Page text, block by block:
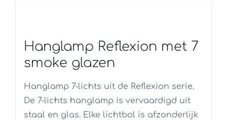
Hanglamp Reflexion met 7
smoke glazen
Hanglamp 7-lichts uit de Reflexion serie.
De 7-lichts hanglamp is vervaardigd uit
staal en glas. Elke lichtbol is afzonderlijk